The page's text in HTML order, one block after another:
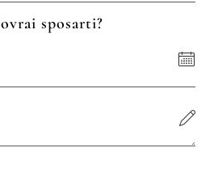
sposarti?